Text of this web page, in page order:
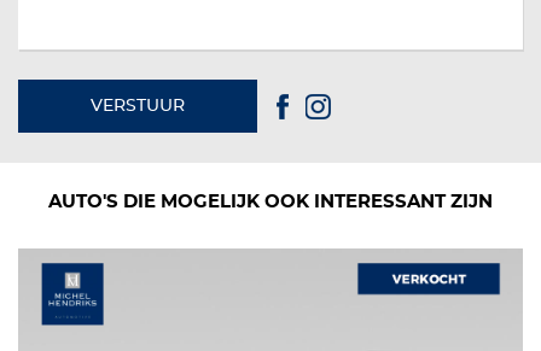
VERSTUUR
AUTO'S DIE MOGELIJK OOK INTERESSANT ZIJN